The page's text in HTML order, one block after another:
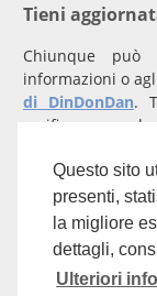
Questo sito
presenti,
la migliore
dettagli,
Ulteriori
Tieni
Chiunque può
informazioni o
di DinDonDan.
verifica
con
comunicazioni
Per qualunque